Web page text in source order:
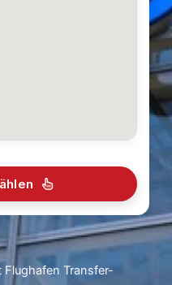
Flughafen Transfer-